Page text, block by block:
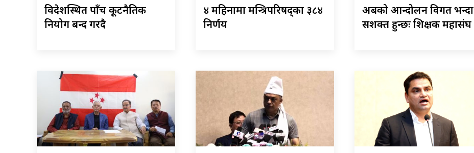
विदेशस्थित पाँच कूटनैतिक
नियोग बन्द गरिँदै
४ महिनामा मन्त्रिपरिषद्का ३८४
निर्णय
अबको आन्दोलन विगत भन्दा
सशक्त हुन्छः शिक्षक महासंघ